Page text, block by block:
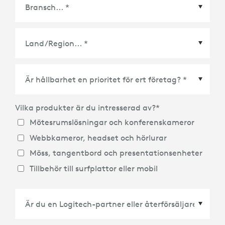
Land/Region
Vilka produkter är du intresserad av?*
Mötesrumslösningar och konferenskameror
Webbkameror, headset och hörlurar
Möss, tangentbord och presentationsenheter
Tillbehör till surfplattor eller mobil